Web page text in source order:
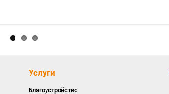
Услуги
Благоустройство